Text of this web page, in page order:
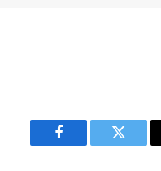
Facebook Twitter